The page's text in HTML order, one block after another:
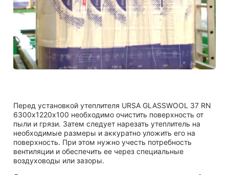
Перед установкой утеплителя URSA GLASSWOOL 37 RN
6300х1220х100 необходимо очистить поверхность от
пыли и грязи. Затем следует нарезать утеплитель на
необходимые размеры и аккуратно уложить его на
поверхность. При этом нужно учесть потребность
вентиляции и обеспечить ее через специальные
воздуховоды или зазоры.